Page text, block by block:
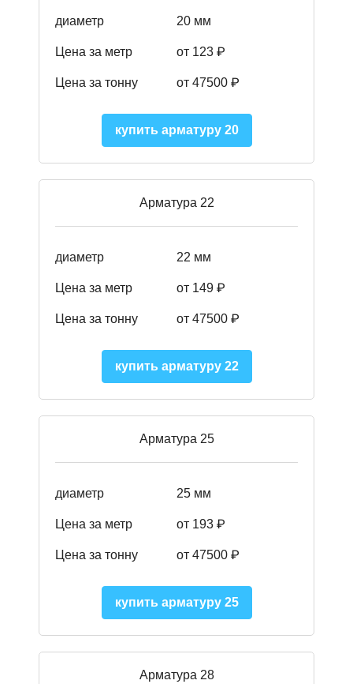
диаметр 20 мм
Цена за метр от 123 ₽
Цена за тонну от 47500 ₽
купить арматуру 20
Арматура 22
диаметр 22 мм
Цена за метр от 149 ₽
Цена за тонну от 47500 ₽
купить арматуру 22
Арматура 25
диаметр 25 мм
Цена за метр от 193 ₽
Цена за тонну от 47500 ₽
купить арматуру 25
Арматура 28